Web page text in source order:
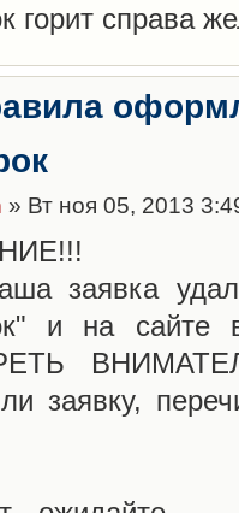
горит справа
» Вт ноя 05, 2013
заявка
и на сайте
заявку,